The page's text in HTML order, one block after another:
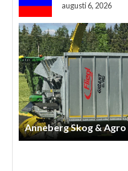
augusti 6, 2026
Anneberg Skog & Agro